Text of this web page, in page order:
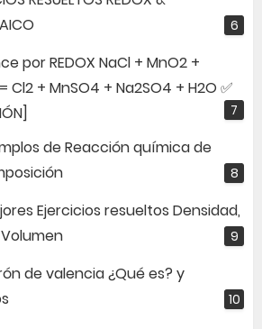
por REDOX NaCl + MnO2 +
Cl2 + MnSO4 + Na2SO4 + H2O ✅
de Reacción química de
Ejercicios resueltos Densidad,
de valencia ¿Qué es? y